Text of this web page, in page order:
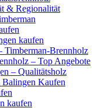
& Regionalität
kaufen
Timberman-Brennholz
– Top Angebote
– Qualitätsholz
Kaufen
kaufen